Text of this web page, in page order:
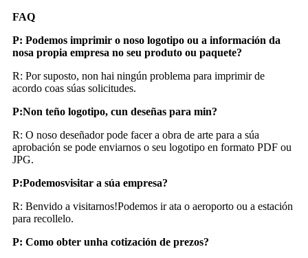
FAQ
P: Podemos imprimir o noso logotipo ou a información da
nosa propia empresa no seu produto ou paquete?
R: Por suposto, non hai ningún problema para imprimir de
acordo coas súas solicitudes.
P:Non teño logotipo, cun deseñas para min?
R: O noso deseñador pode facer a obra de arte para a súa
aprobación se pode enviarnos o seu logotipo en formato PDF ou
JPG.
P:Podemosvisitar a súa empresa?
R: Benvido a visitarnos!Podemos ir ata o aeroporto ou a estación
para recollelo.
P: Como obter unha cotización de prezos?